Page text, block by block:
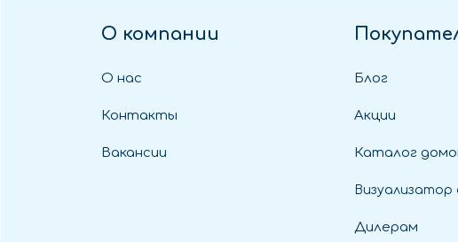
О компании
О нас
Контакты
Вакансии
Блог
Акции
Каталог
Визуализатор
Дилерам